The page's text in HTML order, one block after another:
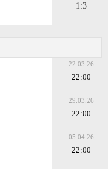
1:3
22.03.26
22:00
29.03.26
22:00
05.04.26
22:00